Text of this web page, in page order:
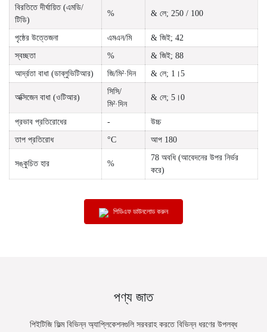
বিরতিতে দীর্ঘায়িত (এমডি/
টিডি)
% & লে; 250 / 100
পৃষ্ঠের উত্তেজনা এমএন/মি
& জিই; 42
স্বচ্ছতা
%
& জিই; 88
আর্দ্রতা বাধা (ডাব্লুভিটিআর)
জি/মি²·দিন & লে; 1।5
অক্সিজেন বাধা (ওটিআর)
সিসি/
মি²·দিন
& লে; 5।0
প্রভাব প্রতিরোধের -
উচ্চ
তাপ প্রতিরোধ
°C আপ 180
সঙ্কুচিত হার %
78 অবধি (আবেদনের উপর নির্ভর
করে)
পিডিএফ ডাউনলোড করুন
পণ্য জাত
পিইটিজি ফিল্ম বিভিন্ন অ্যাপ্লিকেশনগুলি সরবরাহ করতে বিভিন্ন ধরণের উপলব্ধ